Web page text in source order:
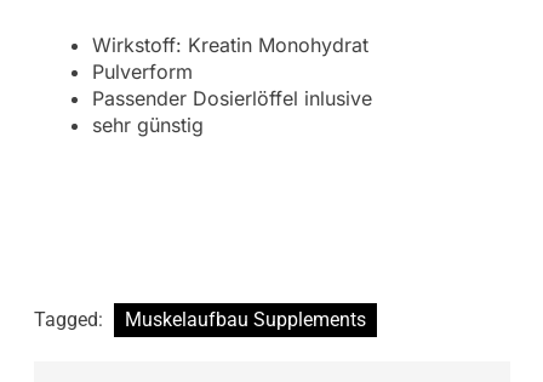
Wirkstoff: Kreatin Monohydrat
Pulverform
Passender Dosierlöffel inlusive
sehr günstig
Tagged: Muskelaufbau Supplements